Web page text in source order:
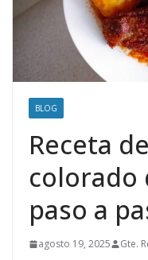
BLOG
Receta
colorado
paso a
agosto 19, 2025 Gte.